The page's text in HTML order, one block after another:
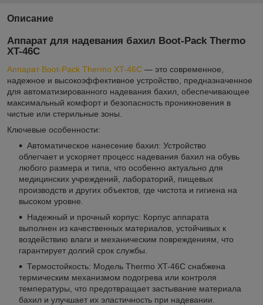
Описание
Аппарат для надевания бахил Boot-Pack Thermo
XT-46С
Аппарат Boot-Pack Thermo XT-46С — это современное,
надежное и высокоэффективное устройство, предназначенное
для автоматизированного надевания бахил, обеспечивающее
максимальный комфорт и безопасность проникновения в
чистые или стерильные зоны.
Ключевые особенности:
Автоматическое нанесение бахил: Устройство
облегчает и ускоряет процесс надевания бахил на обувь
любого размера и типа, что особенно актуально для
медицинских учреждений, лабораторий, пищевых
производств и других объектов, где чистота и гигиена на
высоком уровне.
Надежный и прочный корпус: Корпус аппарата
выполнен из качественных материалов, устойчивых к
воздействию влаги и механическим повреждениям, что
гарантирует долгий срок службы.
Термостойкость: Модель Thermo XT-46С снабжена
термическим механизмом подогрева или контроля
температуры, что предотвращает застывание материала
бахил и улучшает их эластичность при надевании.